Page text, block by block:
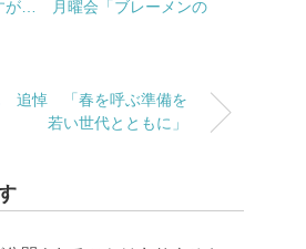
が… 月曜会「ブレーメンの
追悼 「春を呼ぶ準備を
若い世代とともに」